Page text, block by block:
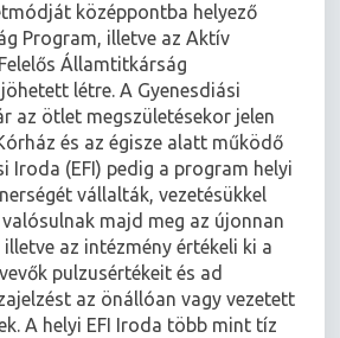
középpontba helyező
Program, illetve az Aktív
Államtitkárság
létre. A Gyenesdiási
az ötlet megszületésekor jelen
és az égisze alatt működő
Iroda (EFI) pedig a program helyi
vállalták, vezetésükkel
majd meg az újonnan
az intézmény értékeli ki a
pulzusértékeit és ad
az önállóan vagy vezetett
A helyi EFI Iroda több mint tíz